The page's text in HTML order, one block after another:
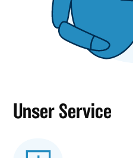
Unser Service